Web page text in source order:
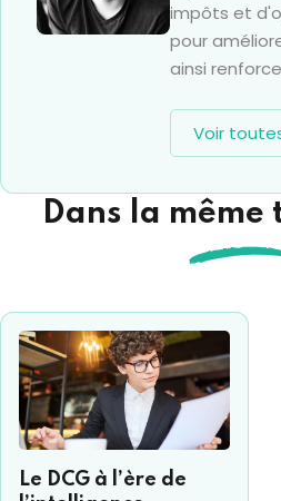
impôts et
pour
ainsi
Voir
Dans la
Le DCG à l’ère de